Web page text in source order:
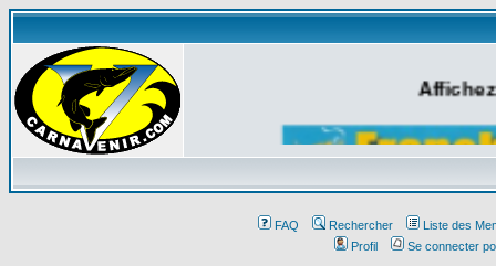
FAQ Rechercher
Liste des
Profil
Se connecter